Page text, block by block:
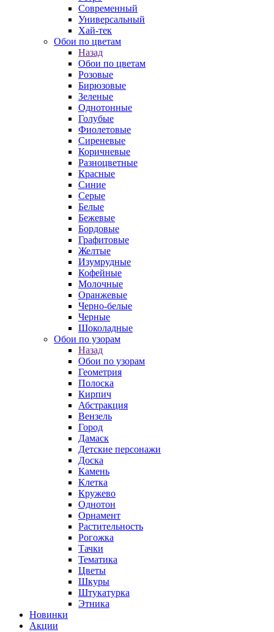
Современный
Универсальный
Хай-тек
Обои по цветам
Назад
Обои по цветам
Розовые
Бирюзовые
Зеленые
Однотонные
Голубые
Фиолетовые
Сиреневые
Коричневые
Разноцветные
Красные
Синие
Серые
Белые
Бежевые
Бордовые
Графитовые
Желтые
Изумрудные
Кофейные
Молочные
Оранжевые
Черно-белые
Черные
Шоколадные
Обои по узорам
Назад
Обои по узорам
Геометрия
Полоска
Кирпич
Абстракция
Вензель
Город
Дамаск
Детские персонажи
Доска
Камень
Клетка
Кружево
Однотон
Орнамент
Растительность
Рогожка
Тачки
Тематика
Цветы
Шкуры
Штукатурка
Этника
Новинки
Акции